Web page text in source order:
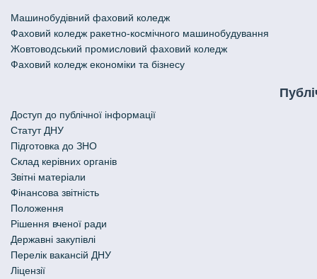
Машинобудівний фаховий коледж
Фаховий коледж ракетно-космічного машинобудування
Жовтоводський промисловий фаховий коледж
Фаховий коледж економіки та бізнесу
Доступ до публічної інформації
Статут ДНУ
Підготовка до ЗНО
Склад керівних органів
Звітні матеріали
Фінансова звітність
Положення
Рішення вченої ради
Державні закупівлі
Перелік вакансій ДНУ
Ліцензії